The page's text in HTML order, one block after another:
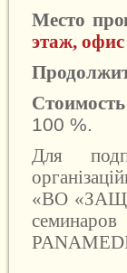
Место
этаж,
100 %.
Для
«ВО